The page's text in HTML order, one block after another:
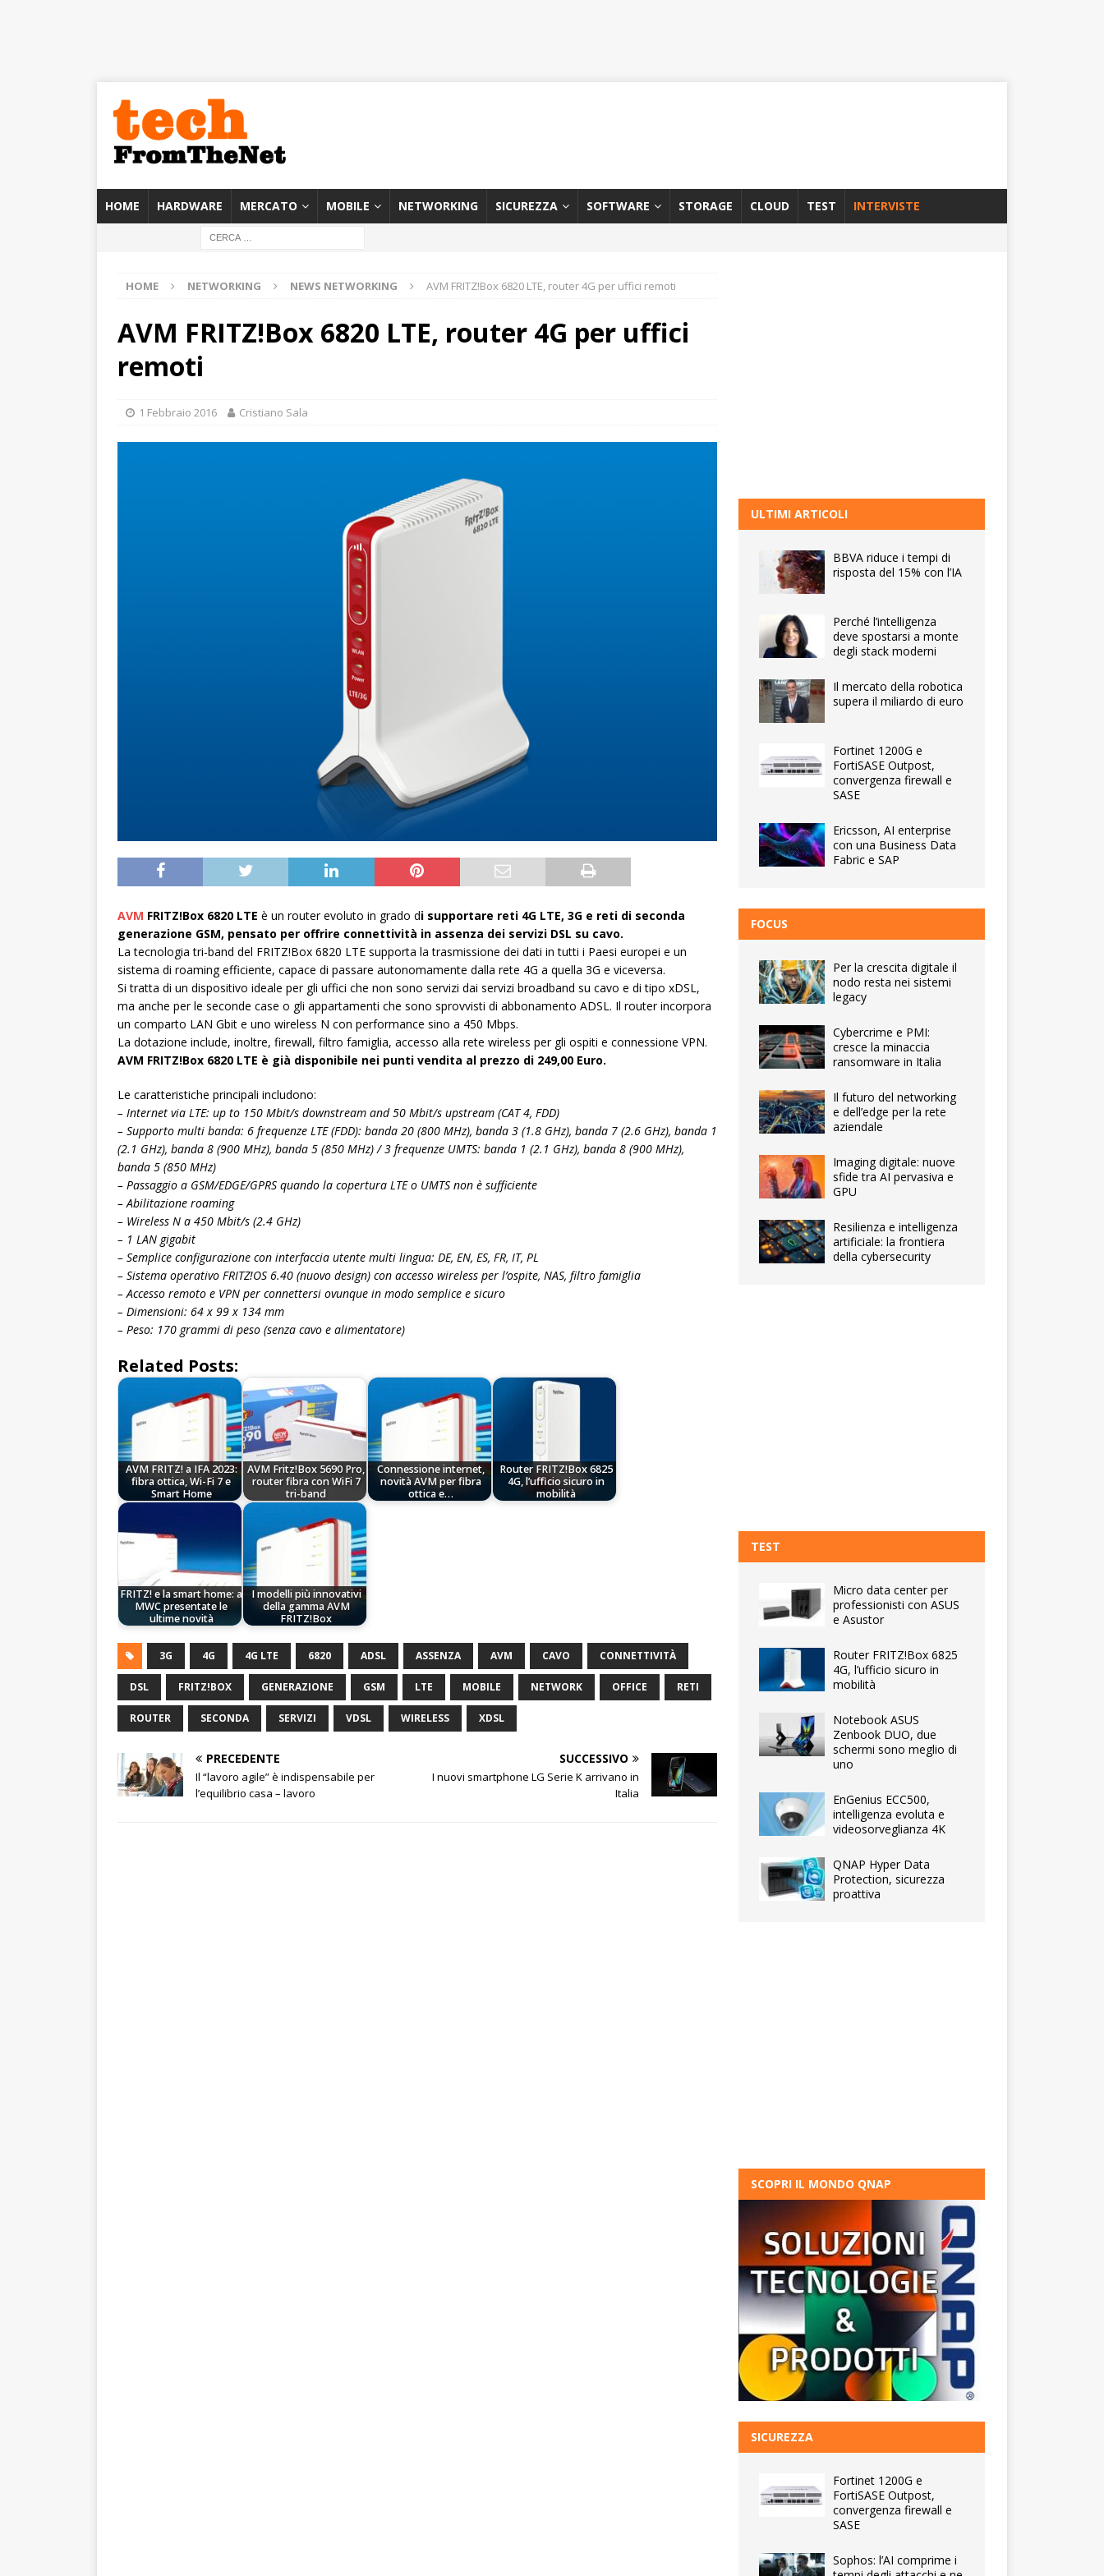
HOME HARDWARE MERCATO MOBILE NETWORKING SICUREZZA SOFTWARE STORAGE CLOUD TEST INTERVISTE
HOME NETWORKING NEWS NETWORKING AVM FRITZ!Box 6820 LTE, router 4G per uffici remoti
AVM FRITZ!Box 6820 LTE, router 4G per uffici
remoti
1 Febbraio 2016 Cristiano Sala
AVM FRITZ!Box 6820 LTE è un router evoluto in grado di supportare reti 4G LTE, 3G e reti di seconda
generazione GSM, pensato per offrire connettività in assenza dei servizi DSL su cavo.
La tecnologia tri-band del FRITZ!Box 6820 LTE supporta la trasmissione dei dati in tutti i Paesi europei e un
sistema di roaming efficiente, capace di passare autonomamente dalla rete 4G a quella 3G e viceversa.
Si tratta di un dispositivo ideale per gli uffici che non sono servizi dai servizi broadband su cavo e di tipo xDSL,
ma anche per le seconde case o gli appartamenti che sono sprovvisti di abbonamento ADSL. Il router incorpora
un comparto LAN Gbit e uno wireless N con performance sino a 450 Mbps.
La dotazione include, inoltre, firewall, filtro famiglia, accesso alla rete wireless per gli ospiti e connessione VPN.
AVM FRITZ!Box 6820 LTE è già disponibile nei punti vendita al prezzo di 249,00 Euro.
Le caratteristiche principali includono:
– Internet via LTE: up to 150 Mbit/s downstream and 50 Mbit/s upstream (CAT 4, FDD)
– Supporto multi banda: 6 frequenze LTE (FDD): banda 20 (800 MHz), banda 3 (1.8 GHz), banda 7 (2.6 GHz), banda 1
(2.1 GHz), banda 8 (900 MHz), banda 5 (850 MHz) / 3 frequenze UMTS: banda 1 (2.1 GHz), banda 8 (900 MHz),
banda 5 (850 MHz)
– Passaggio a GSM/EDGE/GPRS quando la copertura LTE o UMTS non è sufficiente
– Abilitazione roaming
– Wireless N a 450 Mbit/s (2.4 GHz)
– 1 LAN gigabit
– Semplice configurazione con interfaccia utente multi lingua: DE, EN, ES, FR, IT, PL
– Sistema operativo FRITZ!OS 6.40 (nuovo design) con accesso wireless per l’ospite, NAS, filtro famiglia
– Accesso remoto e VPN per connettersi ovunque in modo semplice e sicuro
– Dimensioni: 64 x 99 x 134 mm
– Peso: 170 grammi di peso (senza cavo e alimentatore)
Related Posts:
AVM FRITZ! a IFA 2023:
fibra ottica, Wi-Fi 7 e
Smart Home
AVM Fritz!Box 5690 Pro,
router fibra con WiFi 7
tri-band
Connessione internet,
novità AVM per fibra
ottica e…
Router FRITZ!Box 6825
4G, l’ufficio sicuro in
mobilità
FRITZ! e la smart home: a
MWC presentate le
ultime novità
I modelli più innovativi
della gamma AVM
FRITZ!Box
3G 4G 4G LTE 6820 ADSL ASSENZA AVM CAVO CONNETTIVITÀ
DSL FRITZ!BOX GENERAZIONE GSM LTE MOBILE NETWORK OFFICE RETI
ROUTER SECONDA SERVIZI VDSL WIRELESS XDSL
PRECEDENTE
Il “lavoro agile” è indispensabile per
l’equilibrio casa – lavoro
SUCCESSIVO
I nuovi smartphone LG Serie K arrivano in
Italia
ULTIMI ARTICOLI
BBVA riduce i tempi di
risposta del 15% con l’IA
Perché l’intelligenza
deve spostarsi a monte
degli stack moderni
Il mercato della robotica
supera il miliardo di euro
Fortinet 1200G e
FortiSASE Outpost,
convergenza firewall e
SASE
Ericsson, AI enterprise
con una Business Data
Fabric e SAP
FOCUS
Per la crescita digitale il
nodo resta nei sistemi
legacy
Cybercrime e PMI:
cresce la minaccia
ransomware in Italia
Il futuro del networking
e dell’edge per la rete
aziendale
Imaging digitale: nuove
sfide tra AI pervasiva e
GPU
Resilienza e intelligenza
artificiale: la frontiera
della cybersecurity
TEST
Micro data center per
professionisti con ASUS
e Asustor
Router FRITZ!Box 6825
4G, l’ufficio sicuro in
mobilità
Notebook ASUS
Zenbook DUO, due
schermi sono meglio di
uno
EnGenius ECC500,
intelligenza evoluta e
videosorveglianza 4K
QNAP Hyper Data
Protection, sicurezza
proattiva
SCOPRI IL MONDO QNAP
SICUREZZA
Fortinet 1200G e
FortiSASE Outpost,
convergenza firewall e
SASE
Sophos: l’AI comprime i